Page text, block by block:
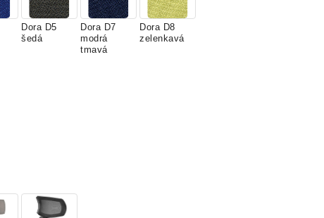
Dora D5
šedá
Dora D7
modrá
tmavá
Dora D8
zelenkavá